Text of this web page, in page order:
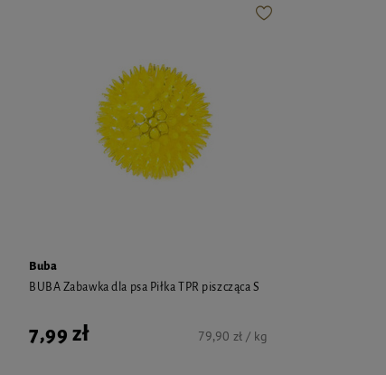
Buba
BUBA Zabawka dla psa Piłka TPR piszcząca S
7,99 zł 79,90 zł / kg